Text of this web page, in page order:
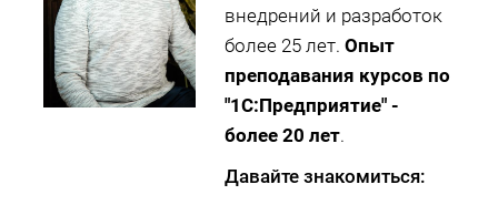
внедрений и разработок
более 25 лет. Опыт
преподавания курсов по
"1С:Предприятие" -
более 20 лет.
Давайте знакомиться: